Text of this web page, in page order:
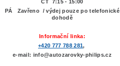
ČT 7:15 - 15:00
PÁ Zavřeno / výdej pouze po telefonické
dohodě
Informační linka:
+420 777 788 281,
e-mail: info@autozarovky-philips.cz